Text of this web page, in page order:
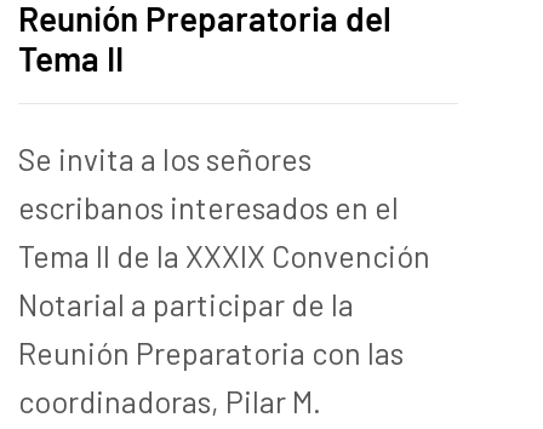
Reunión Preparatoria del
Tema II
Se invita a los señores
escribanos interesados en el
Tema II de la XXXIX Convención
Notarial a participar de la
Reunión Preparatoria con las
coordinadoras, Pilar M.